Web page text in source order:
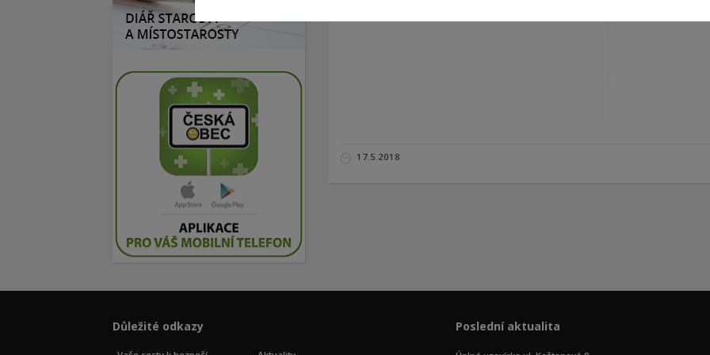
17.5.2018
Důležité odkazy Poslední aktualita